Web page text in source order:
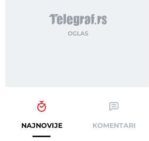
NAJNOVIJE KOMENTARI